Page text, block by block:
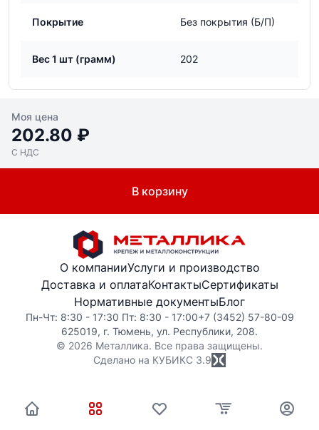
Покрытие Без покрытия (Б/П)
Вес 1 шт (грамм) 202
Моя цена
202.80 ₽
С НДС
В корзину
О компанииУслуги и производство
Доставка и оплатаКонтактыСертификаты
Нормативные документыБлог
Пн-Чт: 8:30 - 17:30 Пт: 8:30 - 17:00+7 (3452) 57-80-09
625019, г. Тюмень, ул. Республики, 208.
© 2026 Металлика. Все права защищены.
Сделано на КУБИКС 3.9